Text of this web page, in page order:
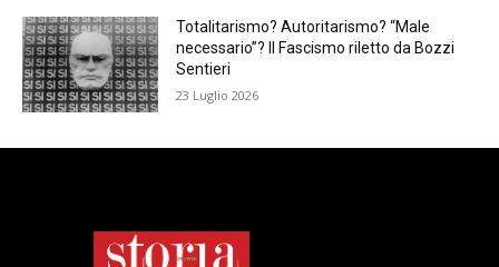
Totalitarismo? Autoritarismo? “Male
necessario”? Il Fascismo riletto da Bozzi
Sentieri
23 Luglio 2026